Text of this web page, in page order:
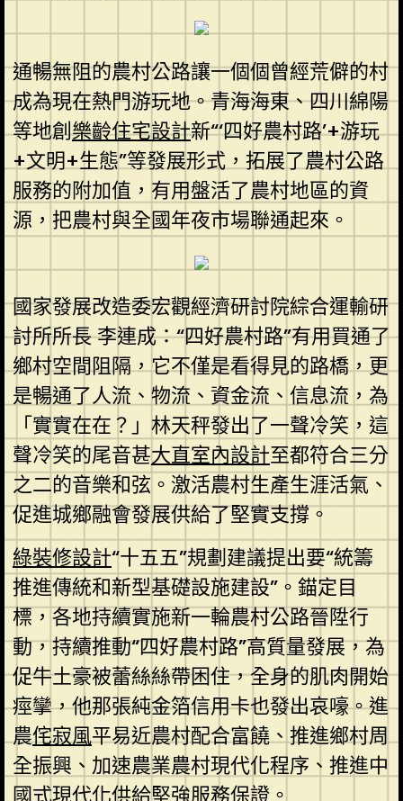
通暢無阻的農村公路讓一個個曾經荒僻的村
成為現在熱門游玩地。青海海東、四川綿陽
等地創樂齡住宅設計新“‘四好農村路’+游玩
+文明+生態”等發展形式，拓展了農村公路
服務的附加值，有用盤活了農村地區的資
源，把農村與全國年夜市場聯通起來。
國家發展改造委宏觀經濟研討院綜合運輸研
討所所長 李連成：“四好農村路”有用買通了
鄉村空間阻隔，它不僅是看得見的路橋，更
是暢通了人流、物流、資金流、信息流，為
「實實在在？」林天秤發出了一聲冷笑，這
聲冷笑的尾音甚大直室內設計至都符合三分
之二的音樂和弦。激活農村生產生涯活氣、
促進城鄉融會發展供給了堅實支撐。
綠裝修設計“十五五”規劃建議提出要“統籌
推進傳統和新型基礎設施建設”。錨定目
標，各地持續實施新一輪農村公路晉陞行
動，持續推動“四好農村路”高質量發展，為
促牛土豪被蕾絲絲帶困住，全身的肌肉開始
痙攣，他那張純金箔信用卡也發出哀嚎。進
農侘寂風平易近農村配合富饒、推進鄉村周
全振興、加速農業農村現代化程序、推進中
國式現代化供給堅強服務保證。